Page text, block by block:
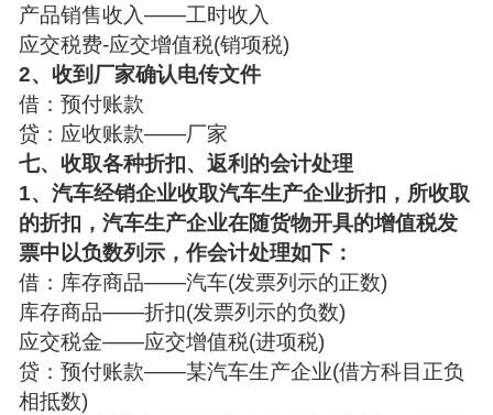
产品销售收入——工时收入
应交税费-应交增值税(销项税)
2、收到厂家确认电传文件
借：预付账款
贷：应收账款——厂家
七、收取各种折扣、返利的会计处理
1、汽车经销企业收取汽车生产企业折扣，所收取
的折扣，汽车生产企业在随货物开具的增值税发
票中以负数列示，作会计处理如下：
借：库存商品——汽车(发票列示的正数)
库存商品——折扣(发票列示的负数)
应交税金——应交增值税(进项税)
贷：预付账款——某汽车生产企业(借方科目正负
相抵数)